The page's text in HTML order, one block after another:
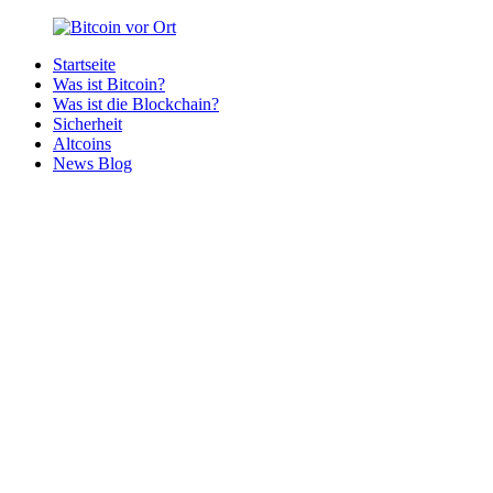
Zurück
Inhalt
Bitcoin
Bitcoins
deiner
Region
Startseite
Was ist Bitcoin?
Was ist die Blockchain?
Sicherheit
Altcoins
News Blog